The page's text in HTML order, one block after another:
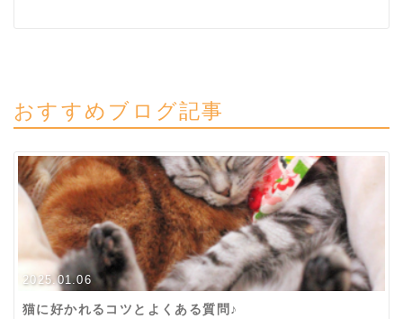
おすすめブログ記事
2025.01.06
猫に好かれるコツとよくある質問♪